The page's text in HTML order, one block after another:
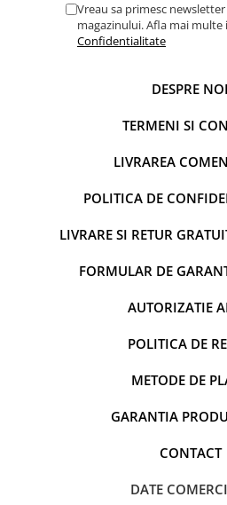
Vreau sa primesc
magazinului. Afla mai multe
Confidentialitate
DESPRE NOI
TERMENI SI
LIVRAREA
POLITICA DE
LIVRARE SI RETUR
FORMULAR DE
AUTORIZATIE
POLITICA DE
METODE DE
GARANTIA
CONTACT
DATE